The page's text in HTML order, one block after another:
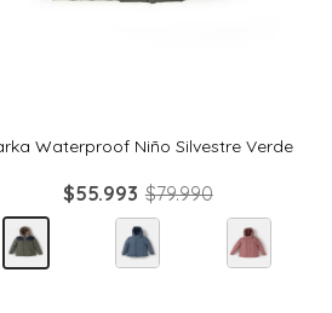
Waterproof Niño Silvestre Verde
$55.993 $79.990